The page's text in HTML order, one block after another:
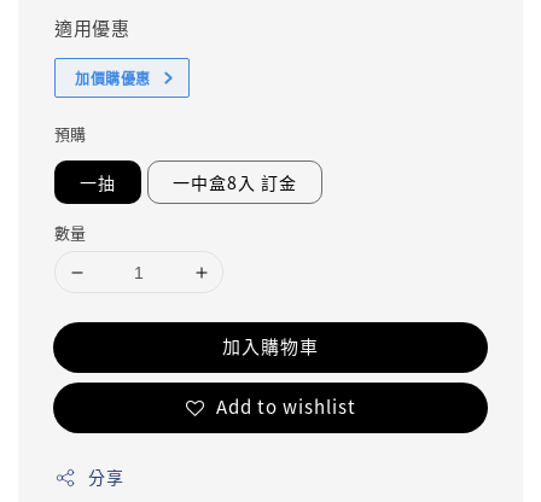
適用優惠
加價購優惠
預購
一抽 一中盒8入 訂金
數量
加入購物車
Add to wishlist
分享